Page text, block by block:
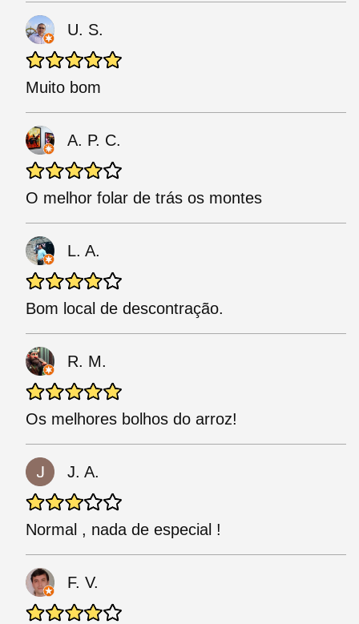
U. S.
Muito bom
A. P. C.
O melhor folar de trás os montes
L. A.
Bom local de descontração.
R. M.
Os melhores bolhos do arroz!
J. A.
Normal , nada de especial !
F. V.